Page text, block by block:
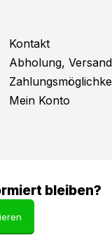
Kontakt
Abholung,
Mein Konto
bleiben?